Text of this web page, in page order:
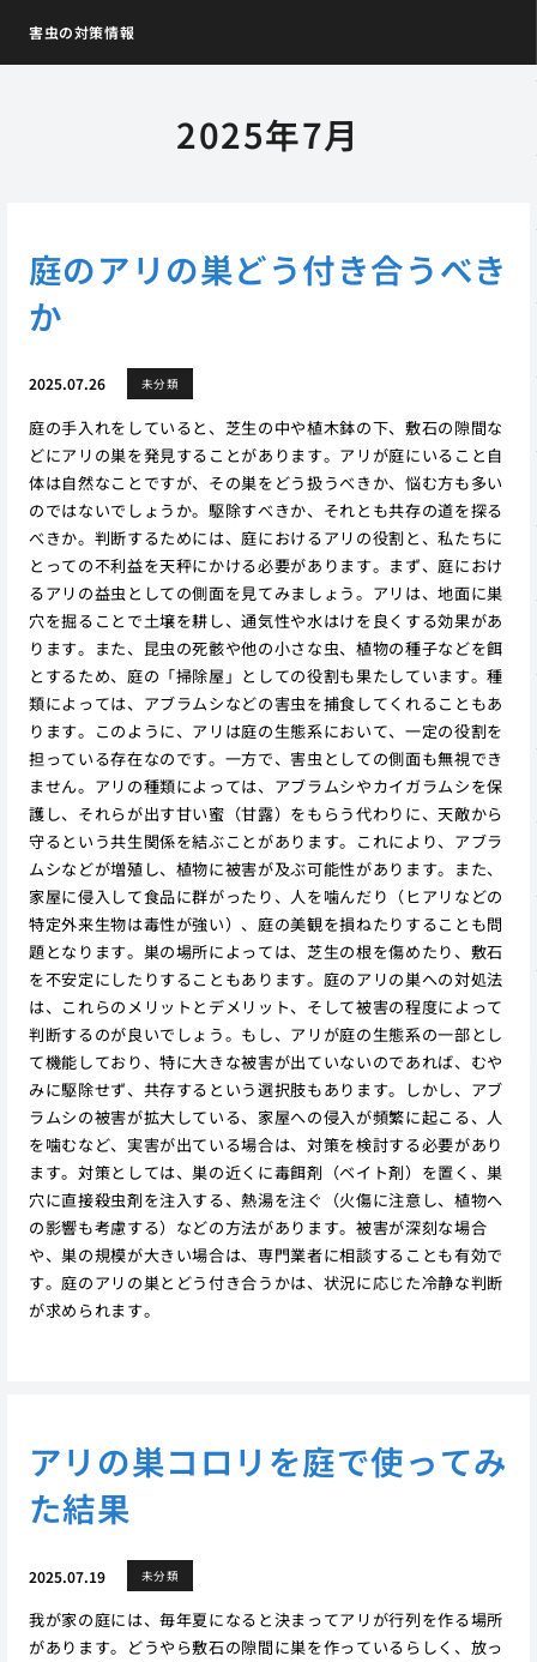
害虫の対策情報
2025年7月
庭のアリの巣どう付き合うべき
か
2025.07.26 未分類
庭の手入れをしていると、芝生の中や植木鉢の下、敷石の隙間な
どにアリの巣を発見することがあります。アリが庭にいること自
体は自然なことですが、その巣をどう扱うべきか、悩む方も多い
のではないでしょうか。駆除すべきか、それとも共存の道を探る
べきか。判断するためには、庭におけるアリの役割と、私たちに
とっての不利益を天秤にかける必要があります。まず、庭におけ
るアリの益虫としての側面を見てみましょう。アリは、地面に巣
穴を掘ることで土壌を耕し、通気性や水はけを良くする効果があ
ります。また、昆虫の死骸や他の小さな虫、植物の種子などを餌
とするため、庭の「掃除屋」としての役割も果たしています。種
類によっては、アブラムシなどの害虫を捕食してくれることもあ
ります。このように、アリは庭の生態系において、一定の役割を
担っている存在なのです。一方で、害虫としての側面も無視でき
ません。アリの種類によっては、アブラムシやカイガラムシを保
護し、それらが出す甘い蜜（甘露）をもらう代わりに、天敵から
守るという共生関係を結ぶことがあります。これにより、アブラ
ムシなどが増殖し、植物に被害が及ぶ可能性があります。また、
家屋に侵入して食品に群がったり、人を噛んだり（ヒアリなどの
特定外来生物は毒性が強い）、庭の美観を損ねたりすることも問
題となります。巣の場所によっては、芝生の根を傷めたり、敷石
を不安定にしたりすることもあります。庭のアリの巣への対処法
は、これらのメリットとデメリット、そして被害の程度によって
判断するのが良いでしょう。もし、アリが庭の生態系の一部とし
て機能しており、特に大きな被害が出ていないのであれば、むや
みに駆除せず、共存するという選択肢もあります。しかし、アブ
ラムシの被害が拡大している、家屋への侵入が頻繁に起こる、人
を噛むなど、実害が出ている場合は、対策を検討する必要があり
ます。対策としては、巣の近くに毒餌剤（ベイト剤）を置く、巣
穴に直接殺虫剤を注入する、熱湯を注ぐ（火傷に注意し、植物へ
の影響も考慮する）などの方法があります。被害が深刻な場合
や、巣の規模が大きい場合は、専門業者に相談することも有効で
す。庭のアリの巣とどう付き合うかは、状況に応じた冷静な判断
が求められます。
アリの巣コロリを庭で使ってみ
た結果
2025.07.19 未分類
我が家の庭には、毎年夏になると決まってアリが行列を作る場所
があります。どうやら敷石の隙間に巣を作っているらしく、放っ